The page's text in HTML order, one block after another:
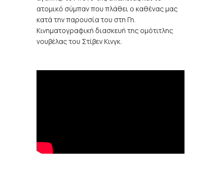
ατομικό σύμπαν που πλάθει ο καθένας μας
κατά την παρουσία του στη Γη.
Kινηματογραφική διασκευή της ομότιτλης
νουβέλας του Στίβεν Κινγκ.